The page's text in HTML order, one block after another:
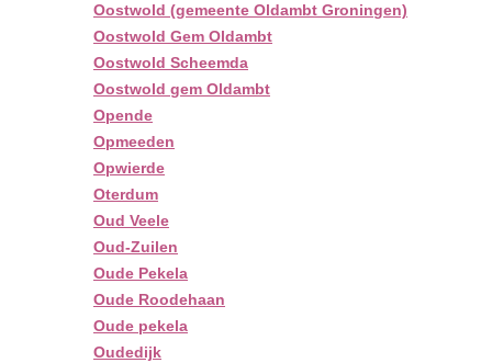
Oostwold (gemeente Oldambt Groningen)
Oostwold Gem Oldambt
Oostwold Scheemda
Oostwold gem Oldambt
Opende
Opmeeden
Opwierde
Oterdum
Oud Veele
Oud-Zuilen
Oude Pekela
Oude Roodehaan
Oude pekela
Oudedijk